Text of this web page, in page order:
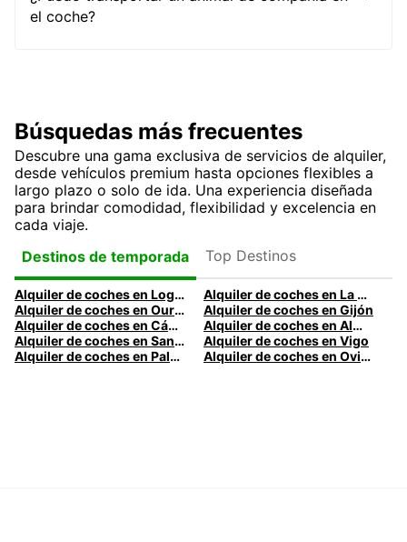
el coche?
Búsquedas más frecuentes
Descubre una gama exclusiva de servicios de alquiler,
desde vehículos premium hasta opciones flexibles a
largo plazo o solo de ida. Una experiencia diseñada
para brindar comodidad, flexibilidad y excelencia en
cada viaje.
Destinos de temporada
Top Destinos
Alquiler de coches en Logroño
Alquiler de coches en La Coruña
Alquiler de coches en Ourense
Alquiler de coches en Gijón
Alquiler de coches en Cádiz
Alquiler de coches en Almería
Alquiler de coches en Santander
Alquiler de coches en Vigo
Alquiler de coches en Palma
Alquiler de coches en Oviedo